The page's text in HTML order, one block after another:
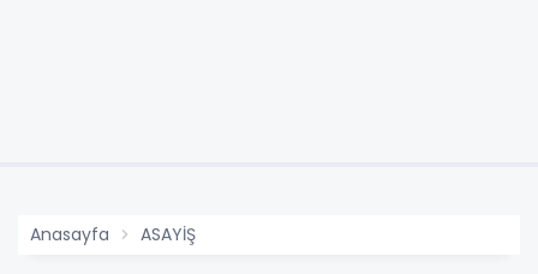
Anasayfa ASAYİŞ